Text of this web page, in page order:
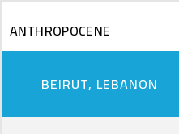
ANTHROPOCENE
BEIRUT, LEBANON